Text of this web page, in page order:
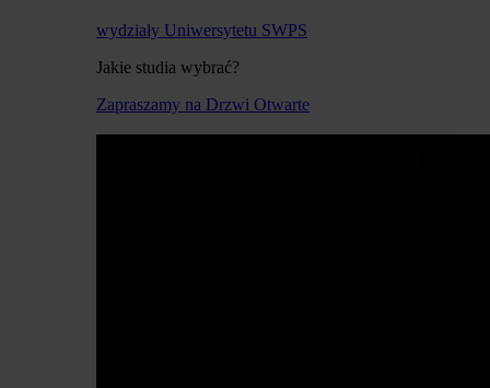
wydziały Uniwersytetu SWPS
Jakie studia wybrać?
Zapraszamy na Drzwi Otwarte